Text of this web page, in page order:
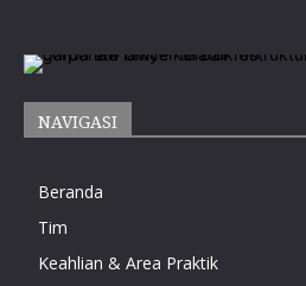
NAVIGASI
Beranda
Tim
Keahlian & Area Praktik